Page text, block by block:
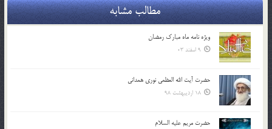
مطالب مشابه
ویژه نامه ماه مبارک رمضان
9 اسفند 03
حضرت آیت الله العظمی نوری همدانی
18 اردیبهشت 98
حضرت مریم علیه السلام